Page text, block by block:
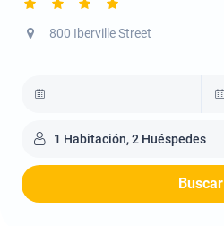
800 Iberville Street
1 Habitación, 2 Huéspedes
Buscar